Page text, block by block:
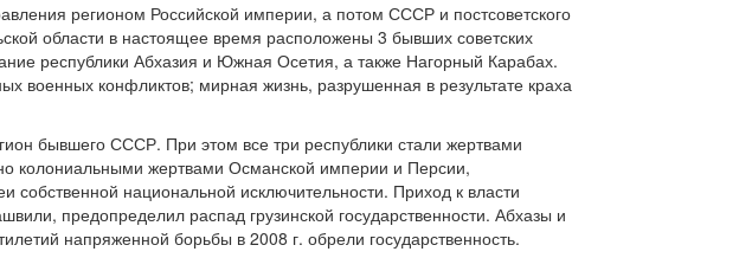
регионом Российской империи, а потом СССР и постсоветского
области в настоящее время расположены 3 бывших советских
республики Абхазия и Южная Осетия, а также Нагорный Карабах.
военных конфликтов; мирная жизнь, разрушенная в результате краха
бывшего СССР. При этом все три республики стали жертвами
колониальными жертвами Османской империи и Персии,
собственной национальной исключительности. Приход к власти
предопределил распад грузинской государственности. Абхазы и
напряженной борьбы в 2008 г. обрели государственность.